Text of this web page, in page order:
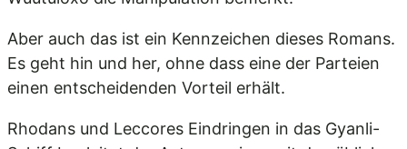
Aber auch das ist ein Kennzeichen dieses Romans.
Es geht hin und her, ohne dass eine der Parteien
einen entscheidenden Vorteil erhält.
Rhodans und Leccores Eindringen in das Gyanli-